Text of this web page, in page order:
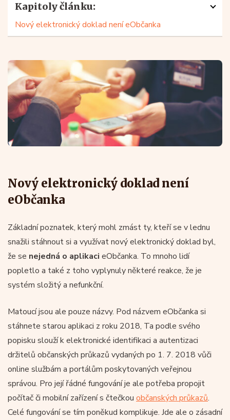
Kapitoly článku:
Nový elektronický doklad není eObčanka
Nový elektronický doklad není
eObčanka
Základní poznatek, který mohl zmást ty, kteří se v lednu
snažili stáhnout si a využívat nový elektronický doklad byl,
že se nejedná o aplikaci eObčanka. To mnoho lidí
popletlo a také z toho vyplynuly některé reakce, že je
systém složitý a nefunkční.
Matoucí jsou ale pouze názvy. Pod názvem eObčanka si
stáhnete starou aplikaci z roku 2018, Ta podle svého
popisku slouží k elektronické identifikaci a autentizaci
držitelů občanských průkazů vydaných po 1. 7. 2018 vůči
online službám a portálům poskytovaných veřejnou
správou. Pro její řádné fungování je ale potřeba propojit
počítač či mobilní zařízení s čtečkou občanských průkazů.
Celé fungování se tím poněkud komplikuje. Jde ale o zásadní